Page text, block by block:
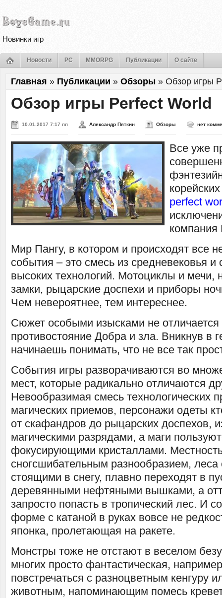
Новинки игр
Новости PC MMORPG Публикации О сайте
Главная » Публикации » Обзоры » Обзор игры
Обзор игры Perfect World
10.01.2017 7:17 пп Александр Пяткин Обзоры нет
Все уже
perfect
компания
Мир Пангу, в котором и происходят все
события – это смесь из средневековья
высоких технологий. Мотоциклы и
замки, рыцарские доспехи и приборы
Чем невероятнее, тем интереснее.
Сюжет особыми изысками не отличается
противостояние Добра и зла. Вникнув в
начинаешь понимать, что не все так
События игры разворачиваются во
мест, которые радикально отличаются
Невообразимая смесь технологических
магических приемов, персонажи одеты
от скафандров до рыцарских доспехов,
магическими разрядами, а маги
фокусирующими кристаллами.
сногсшибательным разнообразием, леса
стоящими в снегу, плавно переходят в
деревянными нефтяными вышками, а
запросто попасть в тропический лес. И
форме с катаной в руках вовсе не
японка, пролетающая на ракете.
Монстры тоже не отстают в веселом
многих просто фантастическая,
повстречаться с разноцветным кенгуру
животным, напоминающим помесь